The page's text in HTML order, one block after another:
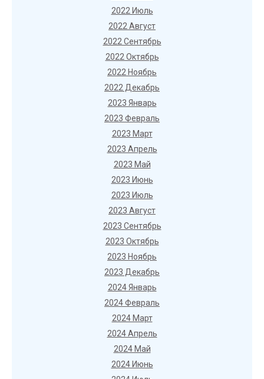
2022 Июль
2022 Август
2022 Сентябрь
2022 Октябрь
2022 Ноябрь
2022 Декабрь
2023 Январь
2023 Февраль
2023 Март
2023 Апрель
2023 Май
2023 Июнь
2023 Июль
2023 Август
2023 Сентябрь
2023 Октябрь
2023 Ноябрь
2023 Декабрь
2024 Январь
2024 Февраль
2024 Март
2024 Апрель
2024 Май
2024 Июнь